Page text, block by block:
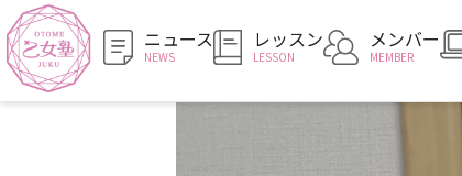
ニュース
NEWS
レッスン
LESSON
メンバー
MEMBER